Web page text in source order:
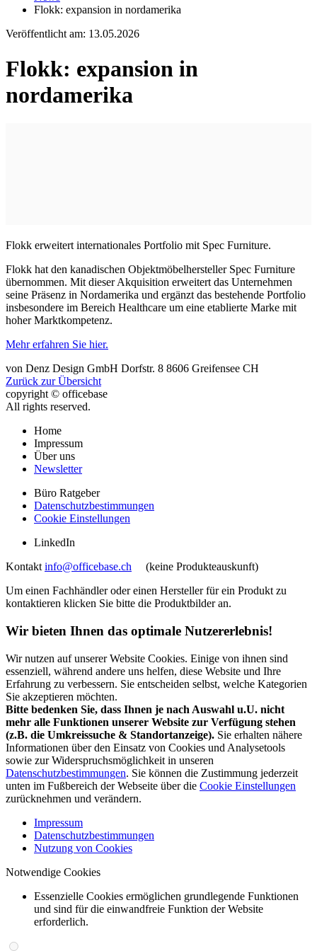
Flokk: expansion in nordamerika
Veröffentlicht am: 13.05.2026
Flokk: expansion in
nordamerika
Flokk erweitert internationales Portfolio mit Spec Furniture.
Flokk hat den kanadischen Objektmöbelhersteller Spec Furniture
übernommen. Mit dieser Akquisition erweitert das Unternehmen
seine Präsenz in Nordamerika und ergänzt das bestehende Portfolio
insbesondere im Bereich Healthcare um eine etablierte Marke mit
hoher Marktkompetenz.
Mehr erfahren Sie hier.
von Denz Design GmbH Dorfstr. 8 8606 Greifensee CH
Zurück zur Übersicht
copyright © officebase
All rights reserved.
Home
Impressum
Über uns
Newsletter
Büro Ratgeber
Datenschutzbestimmungen
Cookie Einstellungen
LinkedIn
Kontakt info@officebase.ch
(keine Produkteauskunft)
Um einen Fachhändler oder einen Hersteller für ein Produkt zu
kontaktieren klicken Sie bitte die Produktbilder an.
Wir bieten Ihnen das optimale Nutzererlebnis!
Wir nutzen auf unserer Website Cookies. Einige von ihnen sind
essenziell, während andere uns helfen, diese Website und Ihre
Erfahrung zu verbessern. Sie entscheiden selbst, welche Kategorien
Sie akzeptieren möchten.
Bitte bedenken Sie, dass Ihnen je nach Auswahl u.U. nicht
mehr alle Funktionen unserer Website zur Verfügung stehen
(z.B. die Umkreissuche & Standortanzeige). Sie erhalten nähere
Informationen über den Einsatz von Cookies und Analysetools
sowie zur Widerspruchsmöglichkeit in unseren
Datenschutzbestimmungen. Sie können die Zustimmung jederzeit
unten im Fußbereich der Webseite über die Cookie Einstellungen
zurücknehmen und verändern.
Impressum
Datenschutzbestimmungen
Nutzung von Cookies
Notwendige Cookies
Essenzielle Cookies ermöglichen grundlegende Funktionen
und sind für die einwandfreie Funktion der Website
erforderlich.